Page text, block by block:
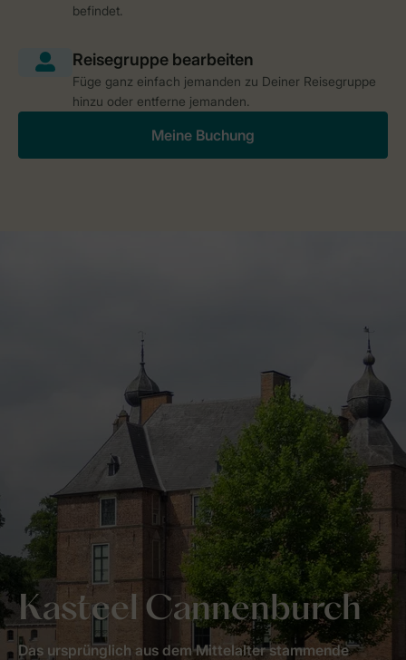
befindet.
Füge ganz einfach jemanden zu Deiner Reisegruppe
hinzu oder entferne jemanden.
Meine Buchung
Kasteel Cannenburch
Das ursprünglich aus dem Mittelalter stammende